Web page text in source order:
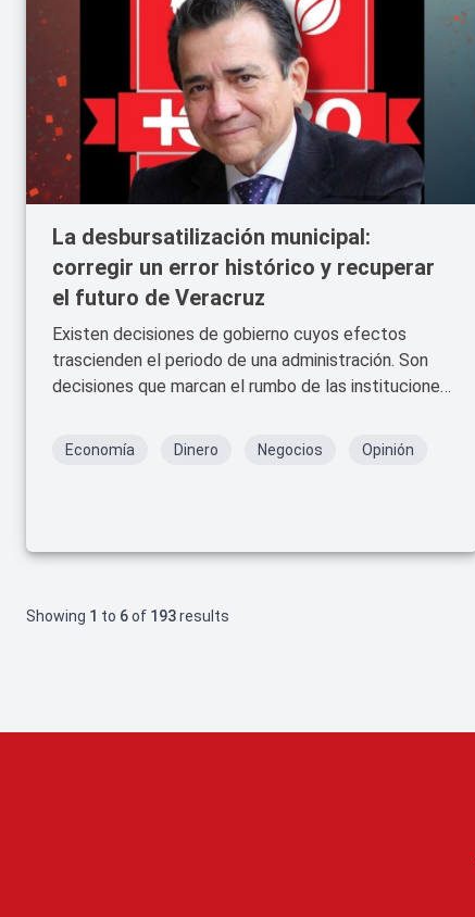
La desbursatilización municipal:
corregir un error histórico y recuperar
el futuro de Veracruz
Existen decisiones de gobierno cuyos efectos
trascienden el periodo de una administración. Son
decisiones que marcan el rumbo de las instituciones
de las participaciones federales de los municipios
veracruzanos, concretada en 2008, fue una de ellas.
Economía Dinero Negocios Opinión
Showing 1 to 6of 193results